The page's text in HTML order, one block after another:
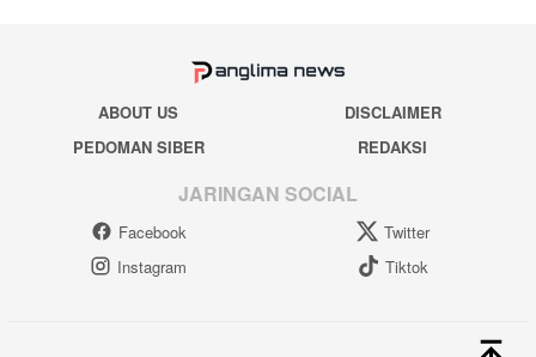
ABOUT US
DISCLAIMER
PEDOMAN SIBER
REDAKSI
JARINGAN SOCIAL
Facebook
Twitter
Instagram
Tiktok